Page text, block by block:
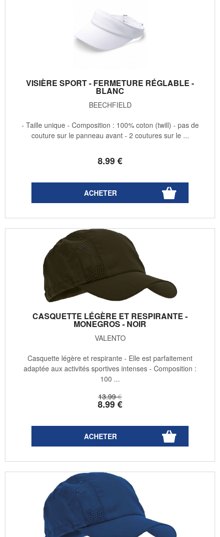
VISIÈRE SPORT - FERMETURE RÉGLABLE -
BLANC
BEECHFIELD
8.99€
- Taille unique - Composition : 100% coton (twill) - pas de
couture sur le panneau avant - 2 coutures sur le ...
CASQUETTE LÉGÈRE ET RESPIRANTE -
MONEGROS - NOIR
VALENTO
13.99 €
8.99€
Casquette légère et respirante - Elle est parfaitement
adaptée aux activités sportives intenses - Composition :
100 ...